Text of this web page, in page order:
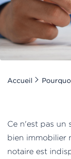
Accueil
Ce n'est pas un
bien immobilier
notaire est